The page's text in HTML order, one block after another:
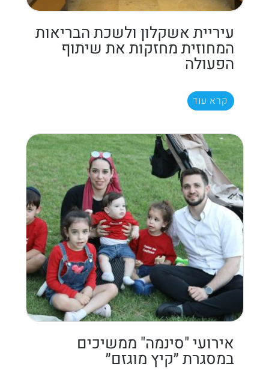
עיריית אשקלון ולשכת הבריאות
המחוזית מחזקות את שיתוף
הפעולה
קרא עוד
אירועי "סינמה" ממשיכים
במסגרת ״קיץ מוגזם״